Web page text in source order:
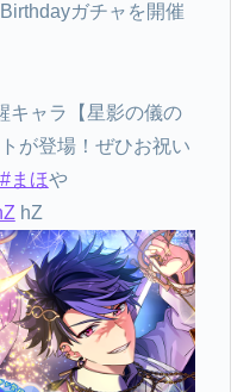
ガチャを開催
キャラ【星影の儀の
が登場！ぜひお祝い
まほや
hZ